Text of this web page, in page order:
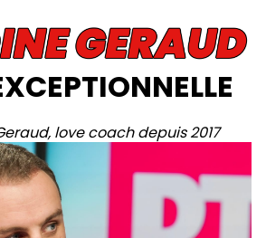
love coach depuis 2017